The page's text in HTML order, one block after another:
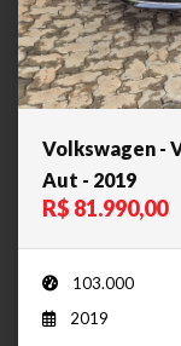
Volkswagen -
Aut - 2019
R$ 81.990,00
103.000
2019